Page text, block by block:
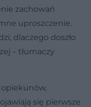
zachowań
uproszczenie.
dlaczego doszło
– tłumaczy
się pierwsze